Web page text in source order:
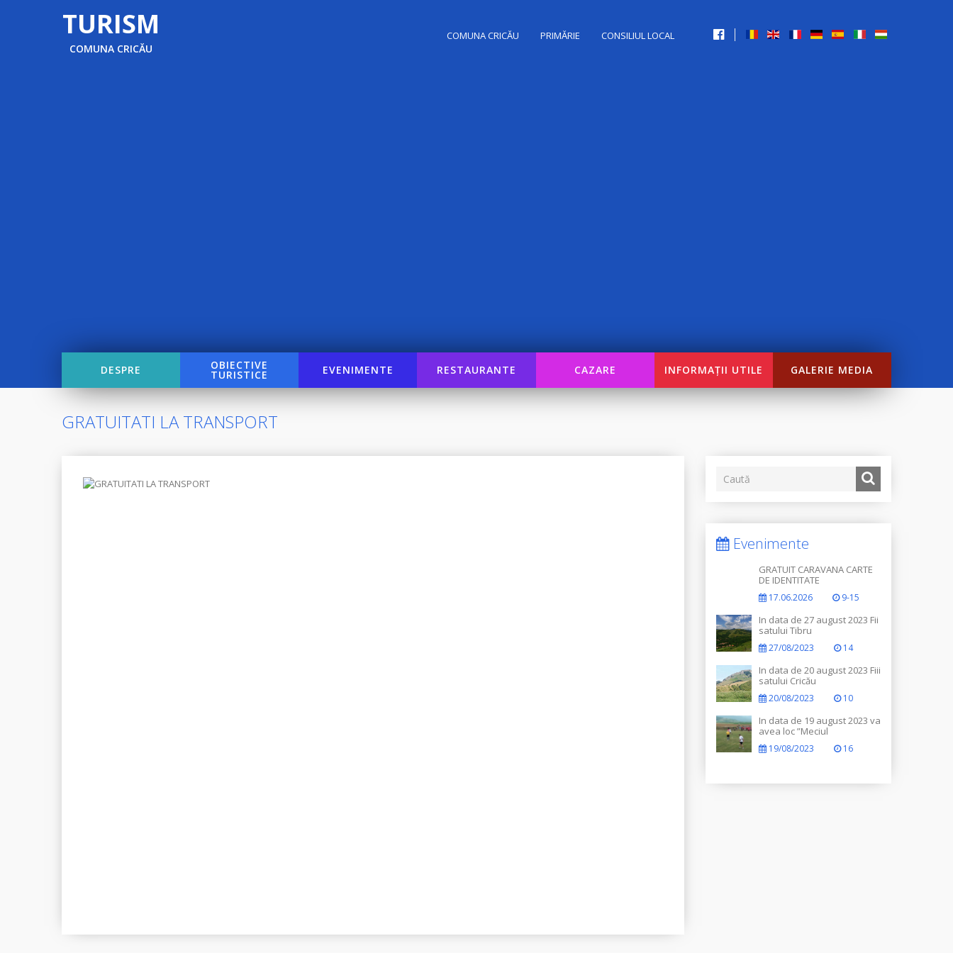
TURISM
COMUNA CRICĂU
COMUNA CRICĂU PRIMĂRIE CONSILIUL LOCAL
DESPRE OBIECTIVE
TURISTICE EVENIMENTE RESTAURANTE CAZARE INFORMAȚII UTILE GALERIE MEDIA
GRATUITATI LA TRANSPORT
Evenimente
GRATUIT CARAVANA CARTE
DE IDENTITATE
17.06.2026 9-15
In data de 27 august 2023 Fii
satului Tibru
27/08/2023 14
In data de 20 august 2023 Fiii
satului Cricău
20/08/2023 10
In data de 19 august 2023 va
avea loc ”Meciul
Legendelor”
19/08/2023 16